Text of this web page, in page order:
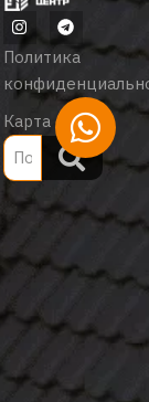
Политика
Карта сайта